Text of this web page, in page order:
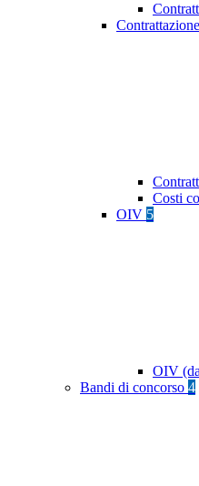
Costi
OIV 5
OIV
Bandi di concorso 4